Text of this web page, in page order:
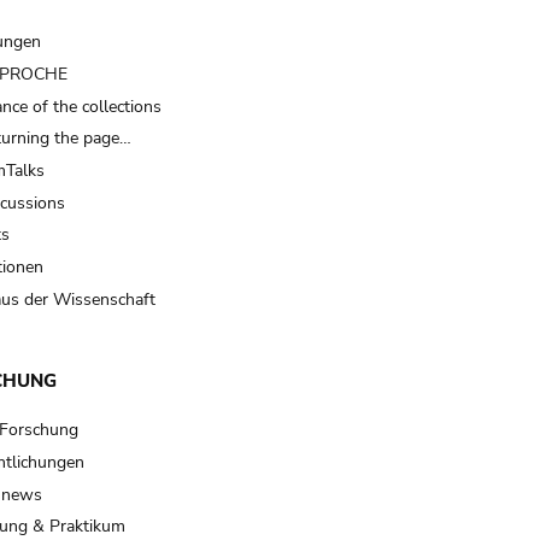
of the collections
the page…
der Wissenschaft
& Praktikum